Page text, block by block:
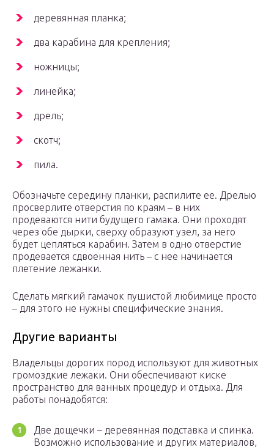
деревянная планка;
два карабина для крепления;
ножницы;
линейка;
дрель;
скотч;
пила.
Обозначьте середину планки, распилите ее. Дрелью
просверлите отверстия по краям – в них
продеваются нити будущего гамака. Они проходят
через обе дырки, сверху образуют узел, за него
будет цепляться карабин. Затем в одно отверстие
продевается сдвоенная нить – с нее начинается
плетение лежанки.
Сделать мягкий гамачок пушистой любимице просто
– для этого не нужны специфические знания.
Другие варианты
Владельцы дорогих пород используют для животных
громоздкие лежаки. Они обеспечивают киске
пространство для ванных процедур и отдыха. Для
работы понадобятся:
Две дощечки – деревянная подставка и спинка.
Возможно использование и других материалов,